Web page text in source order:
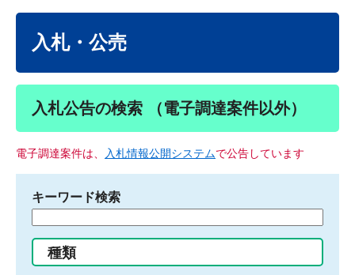
入札・公売
入札公告の検索 （電子調達案件以外）
電子調達案件は、 入札情報公開システムで公告しています
キーワード検索
る
種類